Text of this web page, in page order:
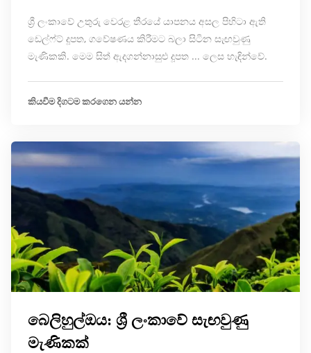
ශ්‍රී ලංකාවේ උතුරු වෙරළ තීරයේ යාපනය අසල පිහිටා ඇති
ඩෙල්ෆ්ට් දූපත, ගවේෂණය කිරීමට බලා සිටින සැඟවුණු
මැණිකකි. මෙම සිත් ඇදගන්නාසුළු දූපත ... ලෙස හැඳින්වේ.
කියවීම දිගටම කරගෙන යන්න
බෙලිහුල්ඔය: ශ්‍රී ලංකාවේ සැඟවුණු
මැණිකක්